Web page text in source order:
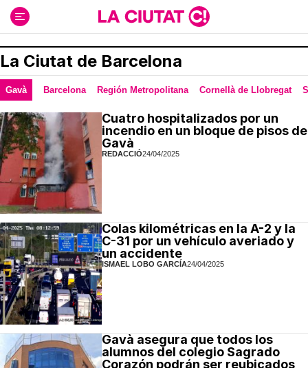
contenido
La Ciutat de Barcelona
Gavà Barcelona Región Metropolitana Cornellà de Llobregat
Cuatro hospitalizados por un
incendio en un bloque de pisos de
Gavà
REDACCIÓ24/04/2025
Colas kilométricas en la A-2 y la
C-31 por un vehículo averiado y
un accidente
ISMAEL LOBO GARCÍA24/04/2025
Gavà asegura que todos los
alumnos del colegio Sagrado
Corazón podrán ser reubicados